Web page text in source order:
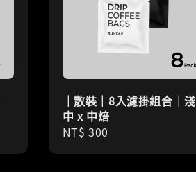
｜散裝｜8入濾掛組合｜淺
中 x 中焙
Regular
NT$ 300